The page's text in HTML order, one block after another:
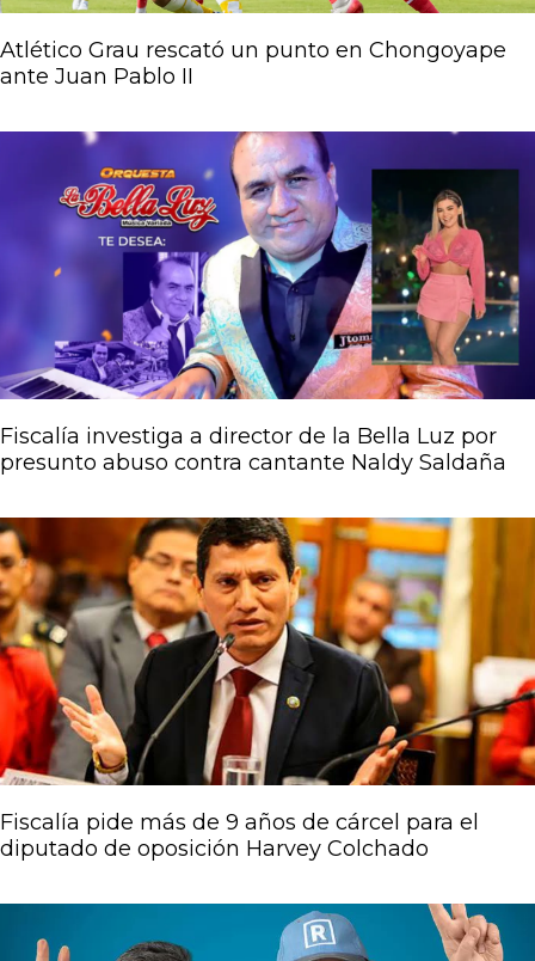
Atlético Grau rescató un punto en Chongoyape
ante Juan Pablo II
Fiscalía investiga a director de la Bella Luz por
presunto abuso contra cantante Naldy Saldaña
Fiscalía pide más de 9 años de cárcel para el
diputado de oposición Harvey Colchado